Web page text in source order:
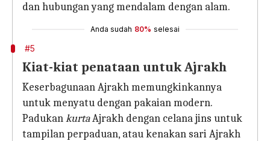
dan hubungan yang mendalam dengan alam.
Anda sudah 80% selesai
#5
Kiat-kiat penataan untuk Ajrakh
Keserbagunaan Ajrakh memungkinkannya
untuk menyatu dengan pakaian modern.
PadukankurtaAjrakh dengan celana jins untuk
tampilan perpaduan, atau kenakan sari Ajrakh